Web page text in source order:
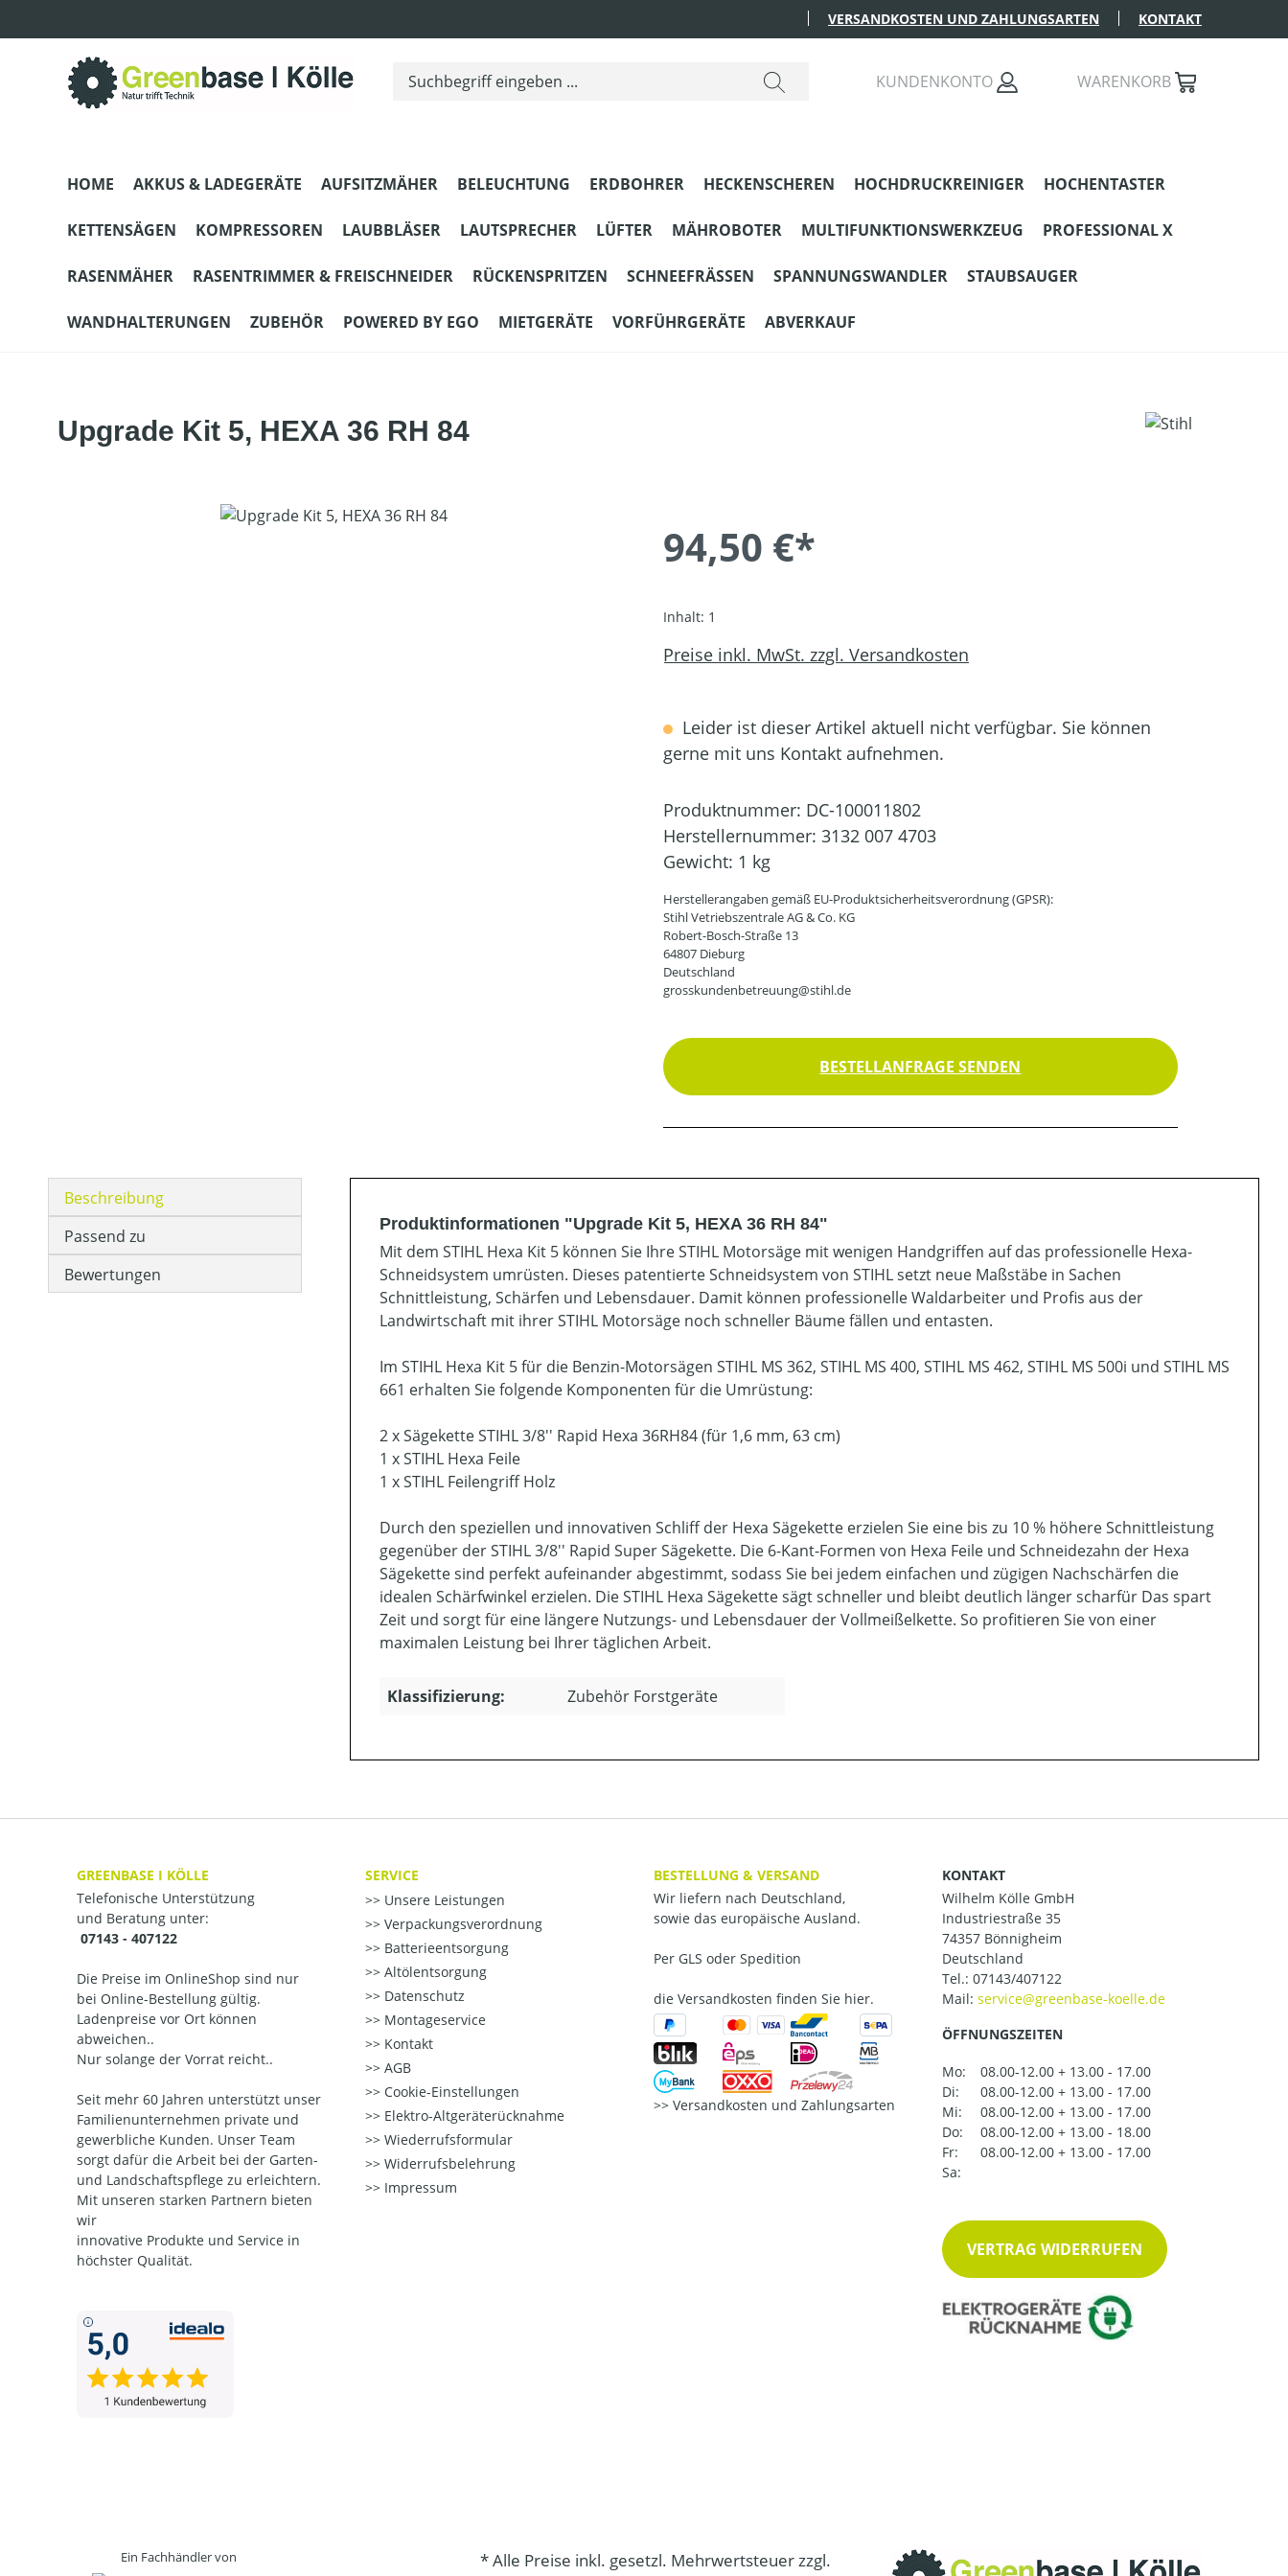
VERSANDKOSTEN UND ZAHLUNGSARTEN KONTAKT
KUNDENKONTO WARENKORB
HOME AKKUS & LADEGERÄTE AUFSITZMÄHER BELEUCHTUNG ERDBOHRER HECKENSCHEREN HOCHDRUCKREINIGER HOCHENTASTER
KETTENSÄGEN KOMPRESSOREN LAUBBLÄSER LAUTSPRECHER LÜFTER MÄHROBOTER MULTIFUNKTIONSWERKZEUG PROFESSIONAL X
RASENMÄHER RASENTRIMMER & FREISCHNEIDER RÜCKENSPRITZEN SCHNEEFRÄSSEN SPANNUNGSWANDLER STAUBSAUGER
WANDHALTERUNGEN ZUBEHÖR POWERED BY EGO MIETGERÄTE VORFÜHRGERÄTE ABVERKAUF
Upgrade Kit 5, HEXA 36 RH 84
Bildergalerie überspringen
94,50 €*
Inhalt: 1
Preise inkl. MwSt. zzgl. Versandkosten
Leider ist dieser Artikel aktuell nicht verfügbar. Sie können
gerne mit uns Kontakt aufnehmen.
Produktnummer: DC-100011802
Herstellernummer: 3132 007 4703
Gewicht: 1 kg
Herstellerangaben gemäß EU-Produktsicherheitsverordnung (GPSR):
Stihl Vetriebszentrale AG & Co. KG
Robert-Bosch-Straße 13
64807 Dieburg
Deutschland
grosskundenbetreuung@stihl.de
BESTELLANFRAGE SENDEN
Beschreibung
Passend zu
Bewertungen
Produktinformationen "Upgrade Kit 5, HEXA 36 RH 84"
Mit dem STIHL Hexa Kit 5 können Sie Ihre STIHL Motorsäge mit wenigen Handgriffen auf das professionelle Hexa-
Schneidsystem umrüsten. Dieses patentierte Schneidsystem von STIHL setzt neue Maßstäbe in Sachen
Schnittleistung, Schärfen und Lebensdauer. Damit können professionelle Waldarbeiter und Profis aus der
Landwirtschaft mit ihrer STIHL Motorsäge noch schneller Bäume fällen und entasten.
Im STIHL Hexa Kit 5 für die Benzin-Motorsägen STIHL MS 362, STIHL MS 400, STIHL MS 462, STIHL MS 500i und STIHL MS
661 erhalten Sie folgende Komponenten für die Umrüstung:
2 x Sägekette STIHL 3/8'' Rapid Hexa 36RH84 (für 1,6 mm, 63 cm)
1 x STIHL Hexa Feile
1 x STIHL Feilengriff Holz
Durch den speziellen und innovativen Schliff der Hexa Sägekette erzielen Sie eine bis zu 10 % höhere Schnittleistung
gegenüber der STIHL 3/8'' Rapid Super Sägekette. Die 6-Kant-Formen von Hexa Feile und Schneidezahn der Hexa
Sägekette sind perfekt aufeinander abgestimmt, sodass Sie bei jedem einfachen und zügigen Nachschärfen die
idealen Schärfwinkel erzielen. Die STIHL Hexa Sägekette sägt schneller und bleibt deutlich länger scharfür Das spart
Zeit und sorgt für eine längere Nutzungs- und Lebensdauer der Vollmeißelkette. So profitieren Sie von einer
maximalen Leistung bei Ihrer täglichen Arbeit.
Klassifizierung: Zubehör Forstgeräte
GREENBASE I KÖLLE
Telefonische Unterstützung
und Beratung unter:
07143 - 407122
Die Preise im OnlineShop sind nur
bei Online-Bestellung gültig.
Ladenpreise vor Ort können
abweichen..
Nur solange der Vorrat reicht..
Seit mehr 60 Jahren unterstützt unser
Familienunternehmen private und
gewerbliche Kunden. Unser Team
sorgt dafür die Arbeit bei der Garten-
und Landschaftspflege zu erleichtern.
Mit unseren starken Partnern bieten
wir
innovative Produkte und Service in
höchster Qualität.
SERVICE
Unsere Leistungen
Verpackungsverordnung
Batterieentsorgung
Altölentsorgung
Datenschutz
Montageservice
Kontakt
AGB
Cookie-Einstellungen
Elektro-Altgeräterücknahme
Wiederrufsformular
Widerrufsbelehrung
Impressum
BESTELLUNG & VERSAND
Wir liefern nach Deutschland,
sowie das europäische Ausland.
Per GLS oder Spedition
die Versandkosten finden Sie hier.
Versandkosten und Zahlungsarten
KONTAKT
Wilhelm Kölle GmbH
Industriestraße 35
74357 Bönnigheim
Deutschland
Tel.: 07143/407122
Mail:
ÖFFNUNGSZEITEN
Mo:
08.00-12.00 + 13.00 - 17.00
Di:
08.00-12.00 + 13.00 - 17.00
Mi:
08.00-12.00 + 13.00 - 17.00
Do:
08.00-12.00 + 13.00 - 18.00
Fr:
08.00-12.00 + 13.00 - 17.00
Sa:
VERTRAG WIDERRUFEN
Ein Fachhändler von
* Alle Preise inkl. gesetzl. Mehrwertsteuer zzgl.